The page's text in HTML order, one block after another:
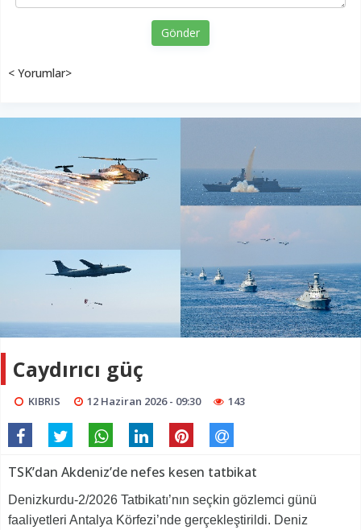
Gönder
< Yorumlar>
Caydırıcı güç
KIBRIS 12 Haziran 2026 - 09:30 143
TSK’dan Akdeniz’de nefes kesen tatbikat
Denizkurdu-2/2026 Tatbikatı’nın seçkin gözlemci günü
faaliyetleri Antalya Körfezi’nde gerçekleştirildi. Deniz